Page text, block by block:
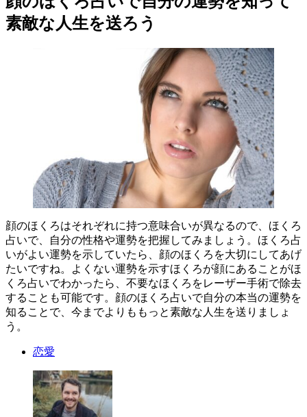
素敵な人生を送ろう
顔のほくろはそれぞれに持つ意味合いが異なるので、ほくろ
占いで、自分の性格や運勢を把握してみましょう。ほくろ占
いがよい運勢を示していたら、顔のほくろを大切にしてあげ
たいですね。よくない運勢を示すほくろが顔にあることがほ
くろ占いでわかったら、不要なほくろをレーザー手術で除去
することも可能です。顔のほくろ占いで自分の本当の運勢を
知ることで、今までよりももっと素敵な人生を送りましょ
う。
恋愛